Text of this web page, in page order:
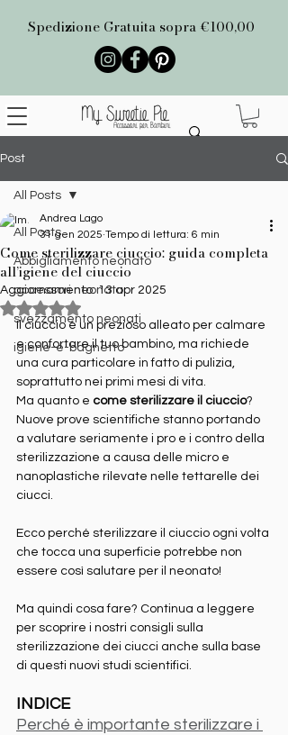
Spedizione Gratuita sopra €100,00
Post
All Posts
Abbigliamento neonato
accessori neonato
svezzamento neonati
igiene-e-bagnetto
All Posts
Come sterilizzare ciuccio: guida completa
all’igiene del ciuccio
Andrea Lago
31 gen 2025 Tempo di lettura: 6 min
Aggiornamento:13 apr 2025
Valutazione NaN stelle su 5.
Il ciuccio è un prezioso alleato per calmare
e confortare il tuo bambino, ma richiede
una cura particolare in fatto di pulizia,
soprattutto nei primi mesi di vita.
Ma quanto e come sterilizzare il ciuccio?
Nuove prove scientifiche stanno portando
a valutare seriamente i pro e i contro della
sterilizzazione a causa delle micro e
nanoplastiche rilevate nelle tettarelle dei
ciucci.
Ecco perché sterilizzare il ciuccio ogni volta
che tocca una superficie potrebbe non
essere così salutare per il neonato!
Ma quindi cosa fare? Continua a leggere
per scoprire i nostri consigli sulla
sterilizzazione dei ciucci anche sulla base
di questi nuovi studi scientifici.
INDICE
Perché è importante sterilizzare i